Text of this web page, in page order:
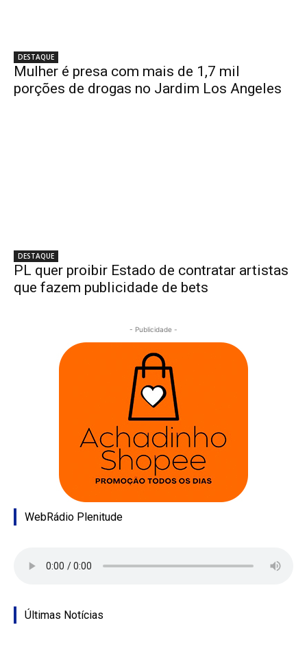
DESTAQUE
Mulher é presa com mais de 1,7 mil
porções de drogas no Jardim Los Angeles
DESTAQUE
PL quer proibir Estado de contratar artistas
que fazem publicidade de bets
- Publicidade -
WebRádio Plenitude
Últimas Notícias